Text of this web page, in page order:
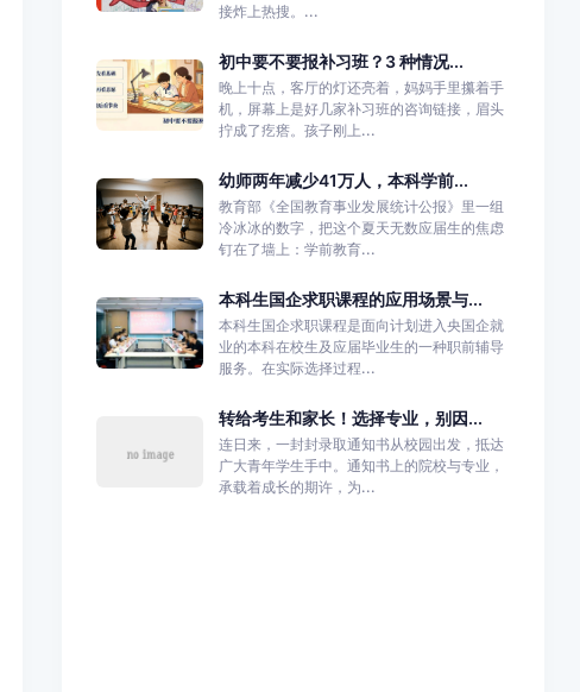
接炸上热搜。...
初中要不要报补习班？3 种情况...
晚上十点，客厅的灯还亮着，妈妈手里攥着手
机，屏幕上是好几家补习班的咨询链接，眉头
拧成了疙瘩。孩子刚上...
幼师两年减少41万人，本科学前...
教育部《全国教育事业发展统计公报》里一组
冷冰冰的数字，把这个夏天无数应届生的焦虑
钉在了墙上：学前教育...
本科生国企求职课程的应用场景与...
本科生国企求职课程是面向计划进入央国企就
业的本科在校生及应届毕业生的一种职前辅导
服务。在实际选择过程...
转给考生和家长！选择专业，别因...
连日来，一封封录取通知书从校园出发，抵达
广大青年学生手中。通知书上的院校与专业，
承载着成长的期许，为...